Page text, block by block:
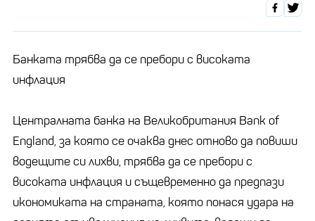
Банката трябва да се пребори с високата
инфлация
Централната банка на Великобритания Bank of
England, за която се очаква днес отново да повиши
водещите си лихви, трябва да се пребори с
високата инфлация и същевременно да предпази
икономиката на страната, която понася удара на